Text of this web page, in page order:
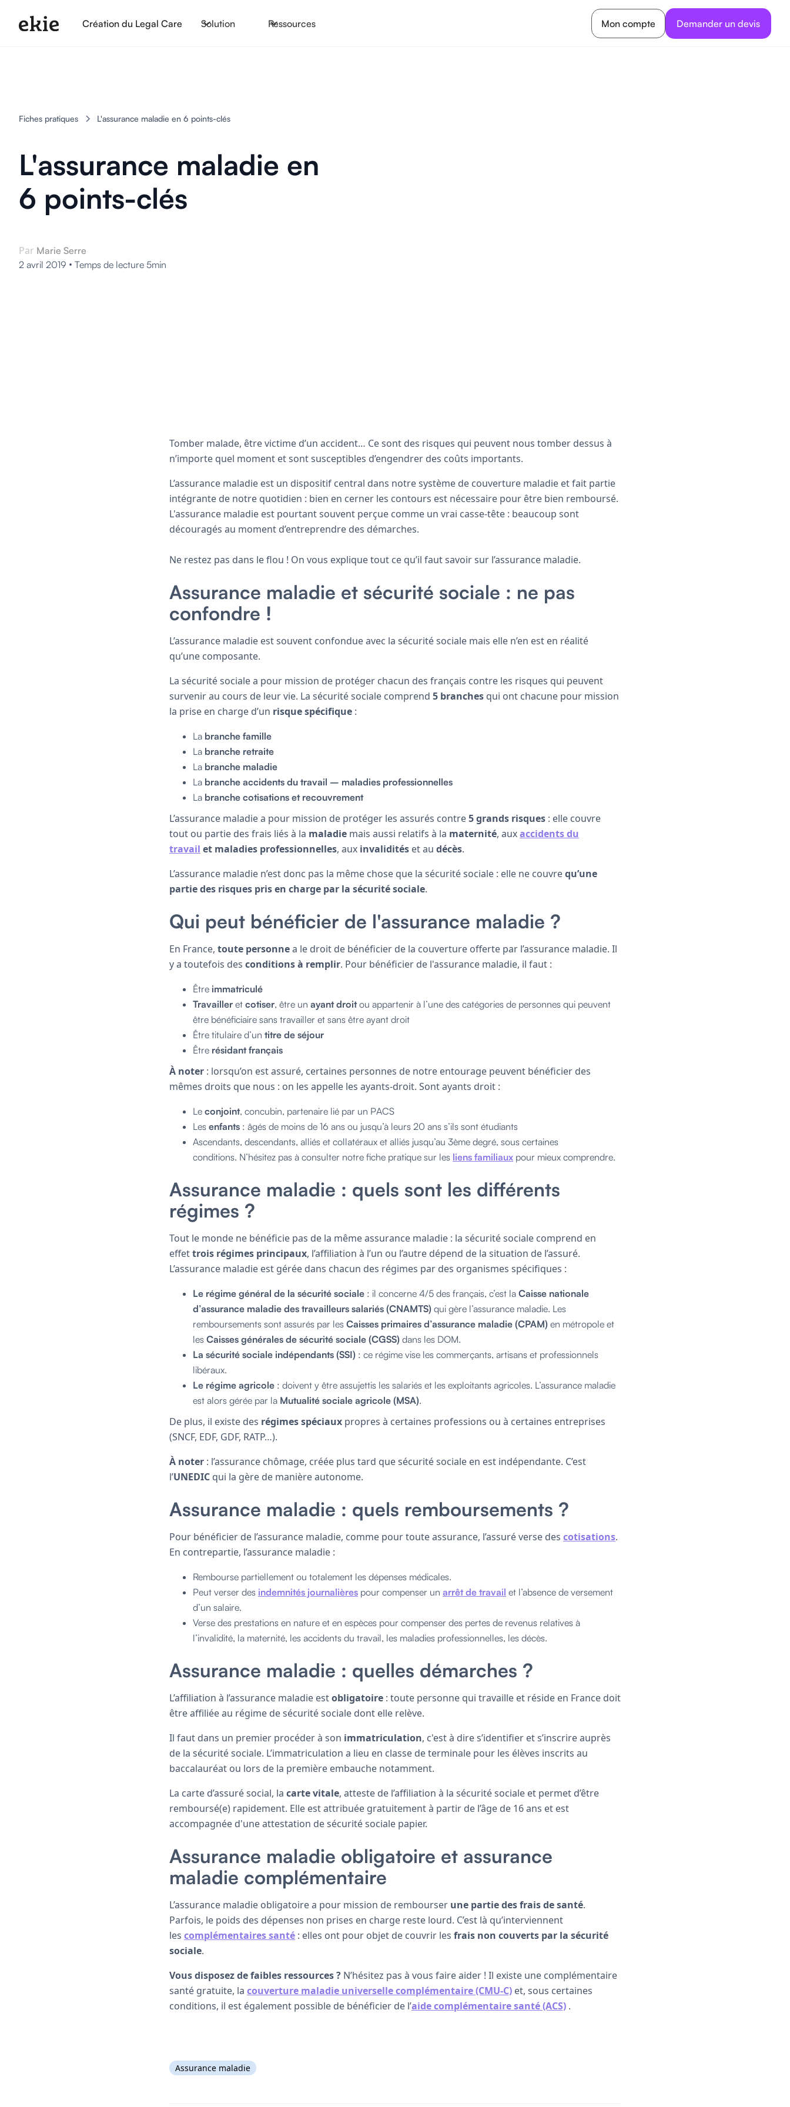
Création du Legal Care Solution Ressources Mon compte Demander un devis
Fiches pratiques L'assurance maladie en 6 points-clés
L'assurance maladie en
6 points-clés
Par Marie Serre
2 avril 2019 • Temps de lecture 5min
Tomber malade, être victime d’un accident… Ce sont des risques qui peuvent nous tomber dessus à
n’importe quel moment et sont susceptibles d’engendrer des coûts importants.
L’assurance maladie est un dispositif central dans notre système de couverture maladie et fait partie
intégrante de notre quotidien : bien en cerner les contours est nécessaire pour être bien remboursé.
L'assurance maladie est pourtant souvent perçue comme un vrai casse-tête : beaucoup sont
découragés au moment d’entreprendre des démarches.
Ne restez pas dans le flou ! On vous explique tout ce qu’il faut savoir sur l’assurance maladie.
Assurance maladie et sécurité sociale : ne pas
confondre !
L’assurance maladie est souvent confondue avec la sécurité sociale mais elle n’en est en réalité
qu’une composante.
La sécurité sociale a pour mission de protéger chacun des français contre les risques qui peuvent
survenir au cours de leur vie. La sécurité sociale comprend 5 branches qui ont chacune pour mission
la prise en charge d’un risque spécifique :
La branche famille
La branche retraite
La branche maladie
La branche accidents du travail – maladies professionnelles
La branche cotisations et recouvrement
L’assurance maladie a pour mission de protéger les assurés contre5 grands risques : elle couvre
tout ou partie des frais liés à la maladie mais aussi relatifs à la maternité, auxaccidents du
travail et maladies professionnelles, aux invalidités et au décès.
L’assurance maladie n’est donc pas la même chose que la sécurité sociale : elle ne couvrequ’une
partie des risques pris en charge par la sécurité sociale.
Qui peut bénéficier de l'assurance maladie ?
En France, toute personnea le droit de bénéficier de la couverture offerte par l’assurance maladie. Il
y a toutefois des conditions à remplir. Pour bénéficier de l'assurance maladie, il faut :
Être immatriculé
Travailler et cotiser, être un ayant droitou appartenir à l’une des catégories de personnes qui peuvent
être bénéficiaire sans travailler et sans être ayant droit
Être titulaire d’un titre de séjour
Être résidant français
À noter : lorsqu’on est assuré, certaines personnes de notre entourage peuvent bénéficier des
mêmes droits que nous : on les appelle les ayants-droit. Sont ayants droit :
Le conjoint, concubin, partenaire lié par un PACS
Les enfants : âgés de moins de 16 ans ou jusqu’à leurs 20 ans s’ils sont étudiants
Ascendants, descendants, alliés et collatéraux et alliés jusqu’au 3ème degré, sous certaines
conditions. N’hésitez pas à consulter notre fiche pratique sur les liens familiaux pour mieux comprendre.
Assurance maladie : quels sont les différents
régimes ?
Tout le monde ne bénéficie pas de la même assurance maladie : la sécurité sociale comprend en
effettrois régimes principaux, l’affiliation à l’un ou l’autre dépend de la situation de l’assuré.
L’assurance maladie est gérée dans chacun des régimes par des organismes spécifiques :
Le régime général de la sécurité sociale : il concerne 4/5 des français, c’est la Caisse nationale
d’assurance maladie des travailleurs salariés (CNAMTS) qui gère l’assurance maladie. Les
remboursements sont assurés par les Caisses primaires d’assurance maladie (CPAM) en métropole et
les Caisses générales de sécurité sociale (CGSS) dans les DOM.
La sécurité sociale indépendants (SSI) : ce régime vise les commerçants, artisans et professionnels
libéraux.
Le régime agricole : doivent y être assujettis les salariés et les exploitants agricoles. L’assurance maladie
est alors gérée par la Mutualité sociale agricole (MSA).
De plus, il existe des régimes spéciaux propres à certaines professions ou à certaines entreprises
(SNCF, EDF, GDF, RATP…).
À noter : l’assurance chômage, créée plus tard que sécurité sociale en est indépendante. C’est
l’UNEDIC qui la gère de manière autonome.
Assurance maladie : quels remboursements ?
Pour bénéficier de l’assurance maladie, comme pour toute assurance, l’assuré verse des cotisations.
En contrepartie, l’assurance maladie :
Rembourse partiellement ou totalement les dépenses médicales.
Peut verser des indemnités journalières pour compenser un arrêt de travail et l’absence de versement
d’un salaire.
Verse des prestations en nature et en espèces pour compenser des pertes de revenus relatives à
l’invalidité, la maternité, les accidents du travail, les maladies professionnelles, les décès.
Assurance maladie : quelles démarches ?
L’affiliation à l’assurance maladie estobligatoire : toute personne qui travaille et réside en France doit
être affiliée au régime de sécurité sociale dont elle relève.
Il faut dans un premier procéder à son immatriculation, c'est à dire s’identifier et s’inscrire auprès
de la sécurité sociale. L’immatriculation a lieu en classe de terminale pour les élèves inscrits au
baccalauréat ou lors de la première embauche notamment.
La carte d’assuré social, la carte vitale, atteste de l’affiliation à la sécurité sociale et permet d’être
remboursé(e) rapidement. Elle est attribuée gratuitement à partir de l’âge de 16 ans et est
accompagnée d'une attestation de sécurité sociale papier.
Assurance maladie obligatoire et assurance
maladie complémentaire
L’assurance maladie obligatoire a pour mission de rembourser une partie des frais de santé.
Parfois, le poids des dépenses non prises en charge reste lourd. C’est là qu’interviennent
les complémentaires santé : elles ont pour objet de couvrir les frais non couverts par la sécurité
sociale.
Vous disposez de faibles ressources ? N’hésitez pas à vous faire aider ! Il existe une complémentaire
santé gratuite, la couverture maladie universelle complémentaire (CMU-C) et, sous certaines
conditions, il est également possible de bénéficier de l’aide complémentaire santé (ACS) .
Assurance maladie